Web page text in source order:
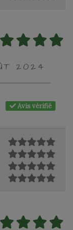
2024
Avis vérifié